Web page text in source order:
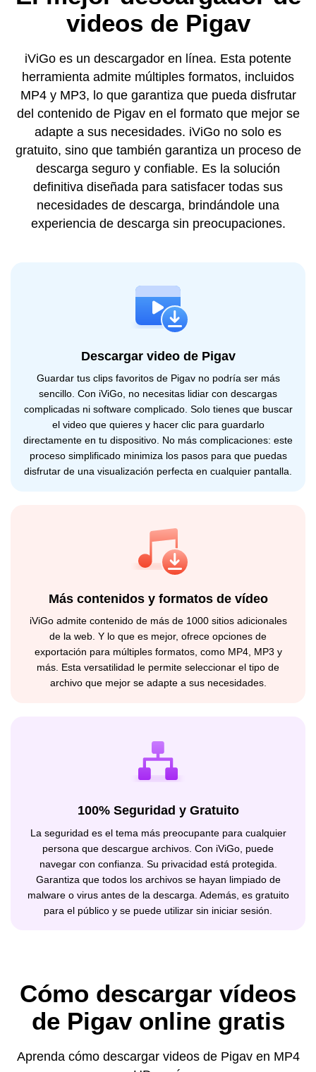
videos de Pigav
iViGo es un descargador en línea. Esta potente
herramienta admite múltiples formatos, incluidos
MP4 y MP3, lo que garantiza que pueda disfrutar
del contenido de Pigav en el formato que mejor se
adapte a sus necesidades. iViGo no solo es
gratuito, sino que también garantiza un proceso de
descarga seguro y confiable. Es la solución
definitiva diseñada para satisfacer todas sus
necesidades de descarga, brindándole una
experiencia de descarga sin preocupaciones.
Descargar video de Pigav
Guardar tus clips favoritos de Pigav no podría ser más
sencillo. Con iViGo, no necesitas lidiar con descargas
complicadas ni software complicado. Solo tienes que buscar
el video que quieres y hacer clic para guardarlo
directamente en tu dispositivo. No más complicaciones: este
proceso simplificado minimiza los pasos para que puedas
disfrutar de una visualización perfecta en cualquier pantalla.
Más contenidos y formatos de vídeo
iViGo admite contenido de más de 1000 sitios adicionales
de la web. Y lo que es mejor, ofrece opciones de
exportación para múltiples formatos, como MP4, MP3 y
más. Esta versatilidad le permite seleccionar el tipo de
archivo que mejor se adapte a sus necesidades.
100% Seguridad y Gratuito
La seguridad es el tema más preocupante para cualquier
persona que descargue archivos. Con iViGo, puede
navegar con confianza. Su privacidad está protegida.
Garantiza que todos los archivos se hayan limpiado de
malware o virus antes de la descarga. Además, es gratuito
para el público y se puede utilizar sin iniciar sesión.
Cómo descargar vídeos
de Pigav online gratis
Aprenda cómo descargar videos de Pigav en MP4